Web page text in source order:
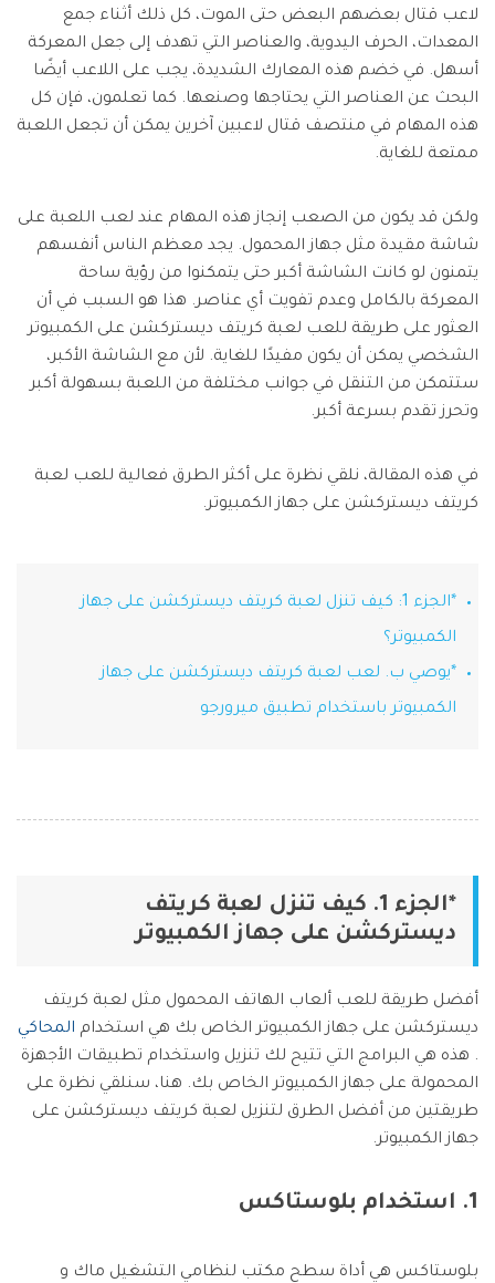
الإبداع الرقمي
الفيديوهات
مركز الإبداع
منتجات المخططات والرسومات
قوالب واجهة المستخدم وتجربة المستخدم
دمج ملفات PDF
محول PDF
قوالب PDF
نقل بيانات الجوال.
Repairit
استعادة الفيديوهات التالفة.
مشاهدة جميع المنتجات
استعادة الصور
إصلاح الفيديوهات
نقل WhatsApp
تعقب الموقع
تسجيل الدخول
Screen Unlock
إزالة أنواع مختلفة من شاشات القفل للجوال
iOS
Android
Data Recovery
استعادة بيانات الهاتف المحذوفة أو المفقودة
WhatsApp Transfer
نقل بيانات WhatsApp ونسخها احتياطيًا واستعادتها
iOS & Android
System Repair
إصلاح مشاكل نظام الهاتف بنقرة واحدة
iOS
Android
iOS
Android
مزيد من الحلول
لاعب قتال بعضهم البعض حتى الموت، كل ذلك أثناء جمع
المعدات، الحرف اليدوية، والعناصر التي تهدف إلى جعل المعركة
أسهل. في خضم هذه المعارك الشديدة، يجب على اللاعب أيضًا
البحث عن العناصر التي يحتاجها وصنعها. كما تعلمون، فإن كل
هذه المهام في منتصف قتال لاعبين آخرين يمكن أن تجعل اللعبة
ممتعة للغاية.
ولكن قد يكون من الصعب إنجاز هذه المهام عند لعب اللعبة على
شاشة مقيدة مثل جهاز المحمول. يجد معظم الناس أنفسهم
يتمنون لو كانت الشاشة أكبر حتى يتمكنوا من رؤية ساحة
المعركة بالكامل وعدم تفويت أي عناصر. هذا هو السبب في أن
العثور على طريقة للعب لعبة كريتف ديستركشن على الكمبيوتر
الشخصي يمكن أن يكون مفيدًا للغاية. لأن مع الشاشة الأكبر،
ستتمكن من التنقل في جوانب مختلفة من اللعبة بسهولة أكبر
وتحرز تقدم بسرعة أكبر.
في هذه المقالة، نلقي نظرة على أكثر الطرق فعالية للعب لعبة
كريتف ديستركشن على جهاز الكمبيوتر.
*الجزء 1: كيف تنزل لعبة كريتف ديستركشن على جهاز
الكمبيوتر؟
*يوصي ب. لعب لعبة كريتف ديستركشن على جهاز
الكمبيوتر باستخدام تطبيق ميرورجو
*الجزء 1. كيف تنزل لعبة كريتف
ديستركشن على جهاز الكمبيوتر
أفضل طريقة للعب ألعاب الهاتف المحمول مثل لعبة كريتف
ديستركشن على جهاز الكمبيوتر الخاص بك هي استخدام المحاكي
. هذه هي البرامج التي تتيح لك تنزيل واستخدام تطبيقات الأجهزة
المحمولة على جهاز الكمبيوتر الخاص بك. هنا، سنلقي نظرة على
طريقتين من أفضل الطرق لتنزيل لعبة كريتف ديستركشن على
جهاز الكمبيوتر.
1. استخدام بلوستاكس
بلوستاكس هي أداة سطح مكتب لنظامي التشغيل ماك و